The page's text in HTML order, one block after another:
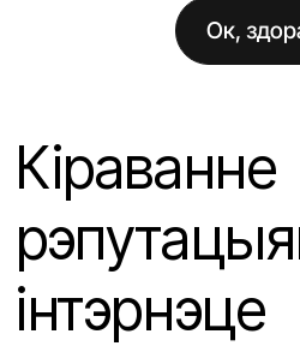
Навіны
Кіраванне рэпутацыяй ў
Кіраванне
інтэрнэце
Ок,